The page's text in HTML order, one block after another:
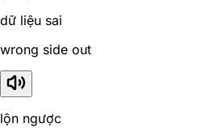
dữ liệu sai
wrong side out
lộn ngược